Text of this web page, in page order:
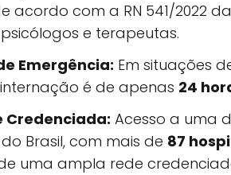
acordo com a RN 541/2022 da
e terapeutas.
Emergência: Em situações
é de apenas 24
Credenciada: Acesso a uma
Brasil, com mais de 87
uma ampla rede